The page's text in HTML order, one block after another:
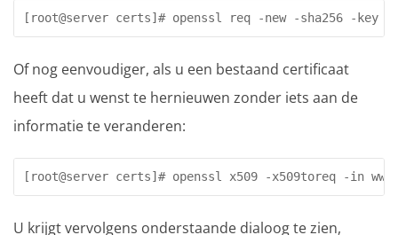
[root@server certs]# openssl req -new -sha256 -key
Of nog eenvoudiger, als u een bestaand certificaat
heeft dat u wenst te hernieuwen zonder iets aan de
informatie te veranderen:
[root@server certs]# openssl x509 -x509toreq -in
U krijgt vervolgens onderstaande dialoog te zien,